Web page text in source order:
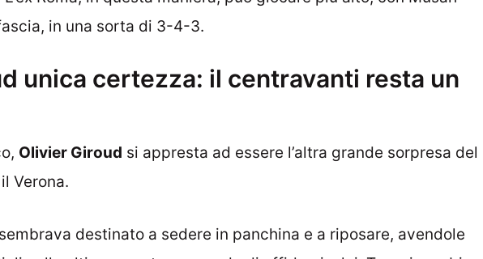
in una sorta di 3-4-3.
unica certezza: il centravanti resta un
Olivier Giroud si appresta ad essere l’altra grande sorpresa del
Verona.
destinato a sedere in panchina e a riposare, avendole